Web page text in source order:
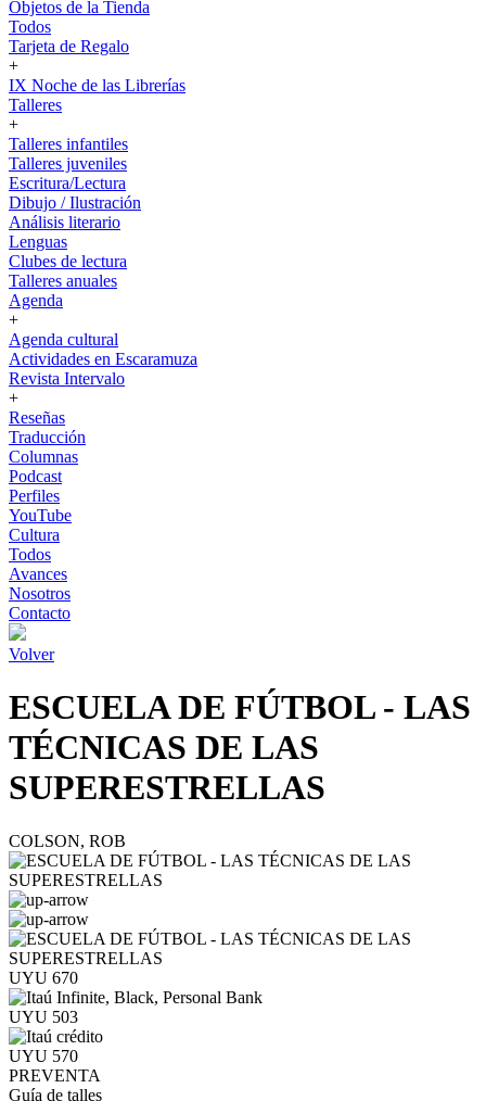
Objetos de la Tienda
Todos
Tarjeta de Regalo
+
IX Noche de las Librerías
Talleres
+
Talleres infantiles
Talleres juveniles
Escritura/Lectura
Dibujo / Ilustración
Análisis literario
Lenguas
Clubes de lectura
Talleres anuales
Agenda
+
Agenda cultural
Actividades en Escaramuza
Revista Intervalo
+
Reseñas
Traducción
Columnas
Podcast
Perfiles
YouTube
Cultura
Todos
Avances
Nosotros
Contacto
Volver
ESCUELA DE FÚTBOL - LAS
TÉCNICAS DE LAS
SUPERESTRELLAS
COLSON, ROB
UYU 670
UYU 503
UYU 570
PREVENTA
Guía de talles